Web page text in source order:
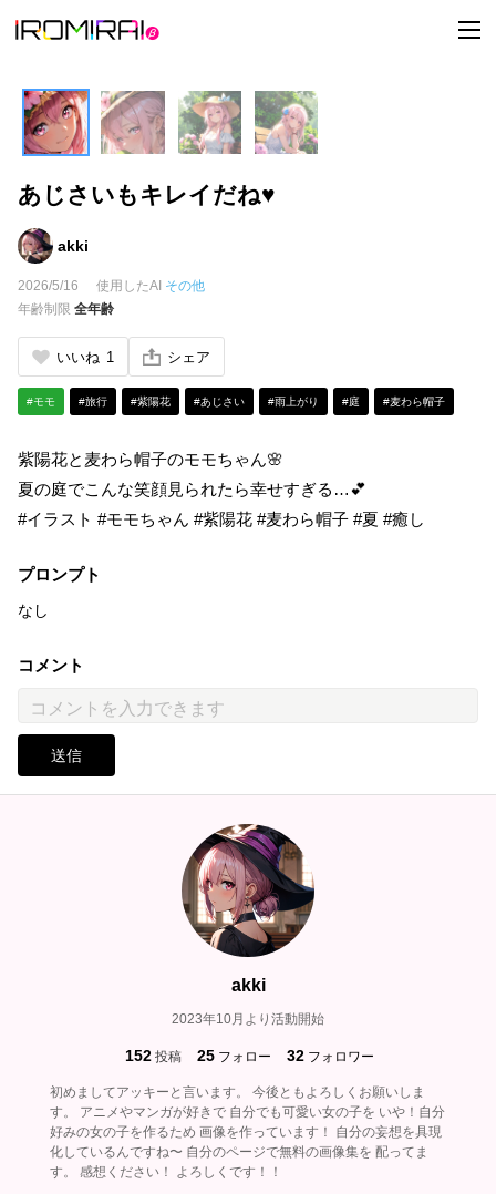
t
o
あじさいもキレイだね♥
akki
2026/5/16 使用したAI その他
年齢制限 全年齢
いいね 1 シェア
#モモ #旅行 #紫陽花 #あじさい #雨上がり #庭 #麦わら帽子
紫陽花と麦わら帽子のモモちゃん🌸
夏の庭でこんな笑顔見られたら幸せすぎる…💕
#イラスト #モモちゃん #紫陽花 #麦わら帽子 #夏 #癒し
プロンプト
なし
コメント
送信
akki
2023年10月より活動開始
152 投稿 25 フォロー 32 フォロワー
初めましてアッキーと言います。 今後ともよろしくお願いしま
す。 アニメやマンガが好きで 自分でも可愛い女の子を いや！自分
好みの女の子を作るため 画像を作っています！ 自分の妄想を具現
化しているんですね〜 自分のページで無料の画像集を 配ってま
す。 感想ください！ よろしくです！！